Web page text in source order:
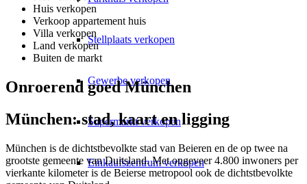
Stellplaats verkopen
Gewerbe verkopen
Supermarkt verkopen
Einkaufszentrum verkopen
Huis verkopen
Verkoop appartement huis
Villa verkopen
Land verkopen
Buiten de markt
Onroerend goed München
München: stad, kaart en ligging
München is de dichtstbevolkte stad van Beieren en de op twee na
grootste gemeente van Duitsland. Met ongeveer 4.800 inwoners per
vierkante kilometer is de Beierse metropool ook de dichtstbevolkte